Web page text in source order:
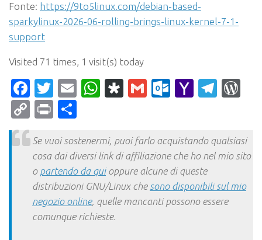
Fonte: https://9to5linux.com/debian-based-
sparkylinux-2026-06-rolling-brings-linux-kernel-7-1-
support
Visited 71 times, 1 visit(s) today
Facebook
Twitter
EmailWhatsApp
Diaspora
Gmail Yahoo
CopyPrint
Se vuoi sostenermi, puoi farlo acquistando qualsiasi
cosa dai diversi link di affiliazione che ho nel mio sito
o partendo da quioppure alcune di queste
distribuzioni GNU/Linux che sono disponibili sul mio
negozio online, quelle mancanti possono essere
comunque richieste.